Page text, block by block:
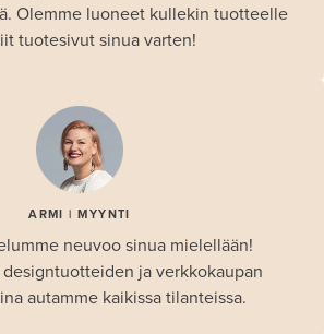
Olemme luoneet kullekin tuotteelle
tuotesivut sinua varten!
ARMI | MYYNTI
neuvoo sinua mielellään!
ja verkkokaupan
autamme kaikissa tilanteissa.